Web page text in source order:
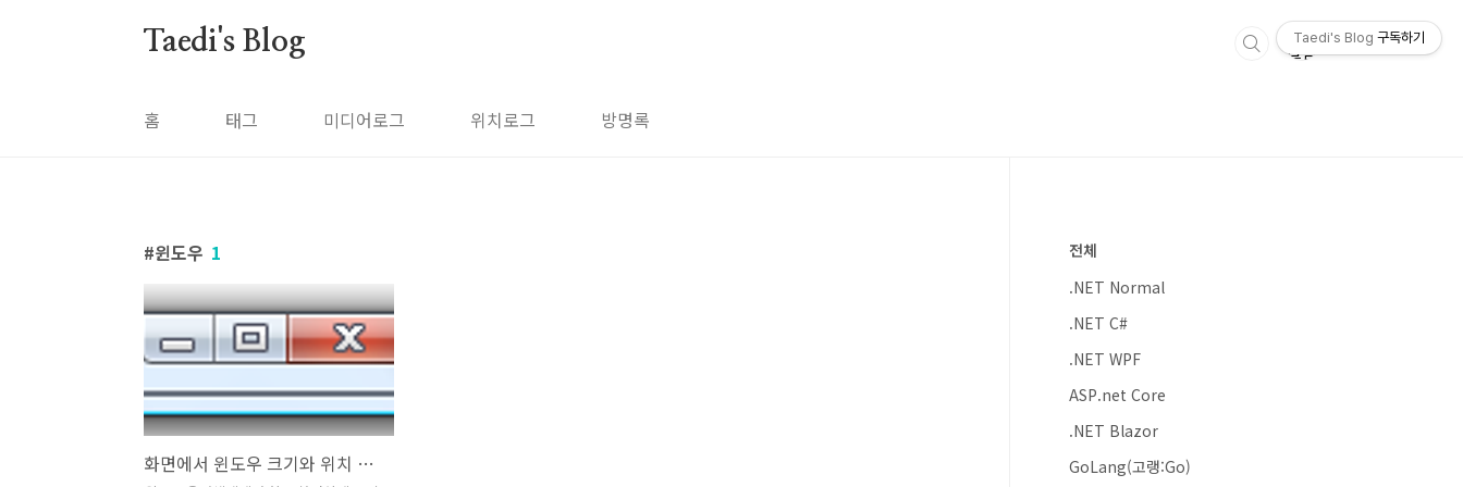
Taedi's Blog
홈 태그 미디어로그 위치로그 방명록
윈도우 1
화면에서 윈도우 크기와 위치 지정
전체
.NET Normal
.NET C#
.NET WPF
ASP.net Core
.NET Blazor
GoLang(고랭:Go)
Taedi's Blog 구독하기